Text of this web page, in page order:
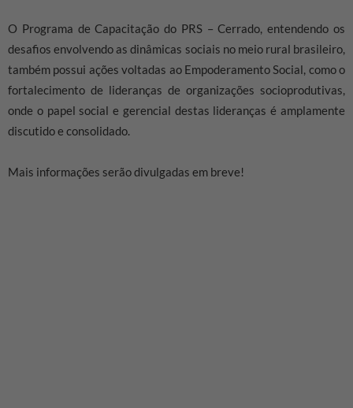
O Programa de Capacitação do PRS – Cerrado, entendendo os
desafios envolvendo as dinâmicas sociais no meio rural brasileiro,
também possui ações voltadas ao Empoderamento Social, como o
fortalecimento de lideranças de organizações socioprodutivas,
onde o papel social e gerencial destas lideranças é amplamente
discutido e consolidado.
Mais informações serão divulgadas em breve!